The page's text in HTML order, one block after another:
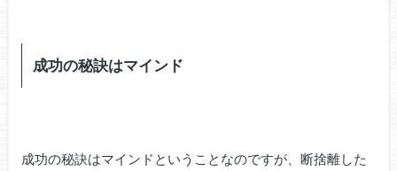
成功の秘訣はマインド
成功の秘訣はマインドということなのですが、断捨離した